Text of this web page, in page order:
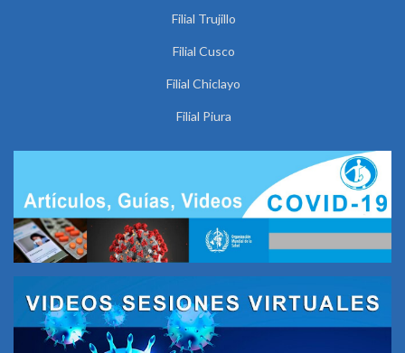
Filial Trujillo
Filial Cusco
Filial Chiclayo
Filial Piura